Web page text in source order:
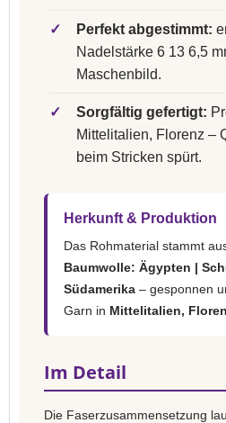
✓ Perfekt abgestimmt:
Nadelstärke 6 13 6,5
Maschenbild.
✓ Sorgfältig gefertigt:
Mittelitalien, Florenz –
beim Stricken spürt.
Herkunft & Produktion
Das Rohmaterial stammt
Baumwolle: Ägypten |
Südamerika – gesponnen
Garn in Mittelitalien,
Im Detail
Die Faserzusammensetzung